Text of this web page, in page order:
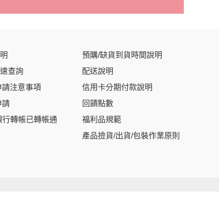
查詢
注意事項
請
行轉帳已轉帳通
預購/缺貨到貨時間說明
配送說明
信用卡分期付款說明
回饋點數
福利品規範
產品撿貨/出貨/包裝作業原則